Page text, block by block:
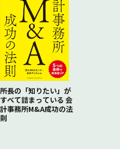
所長の「知りたい」が
すべて詰まっている 会
計事務所M&A成功の法
則